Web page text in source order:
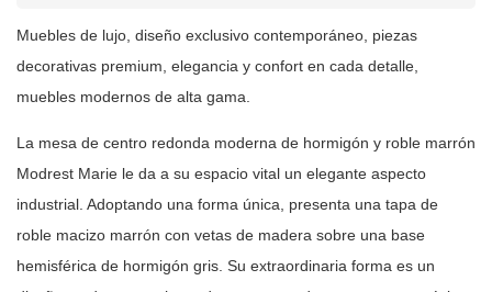
Muebles de lujo, diseño exclusivo contemporáneo, piezas
decorativas premium, elegancia y confort en cada detalle,
muebles modernos de alta gama.
La mesa de centro redonda moderna de hormigón y roble marrón
Modrest Marie le da a su espacio vital un elegante aspecto
industrial. Adoptando una forma única, presenta una tapa de
roble macizo marrón con vetas de madera sobre una base
hemisférica de hormigón gris. Su extraordinaria forma es un